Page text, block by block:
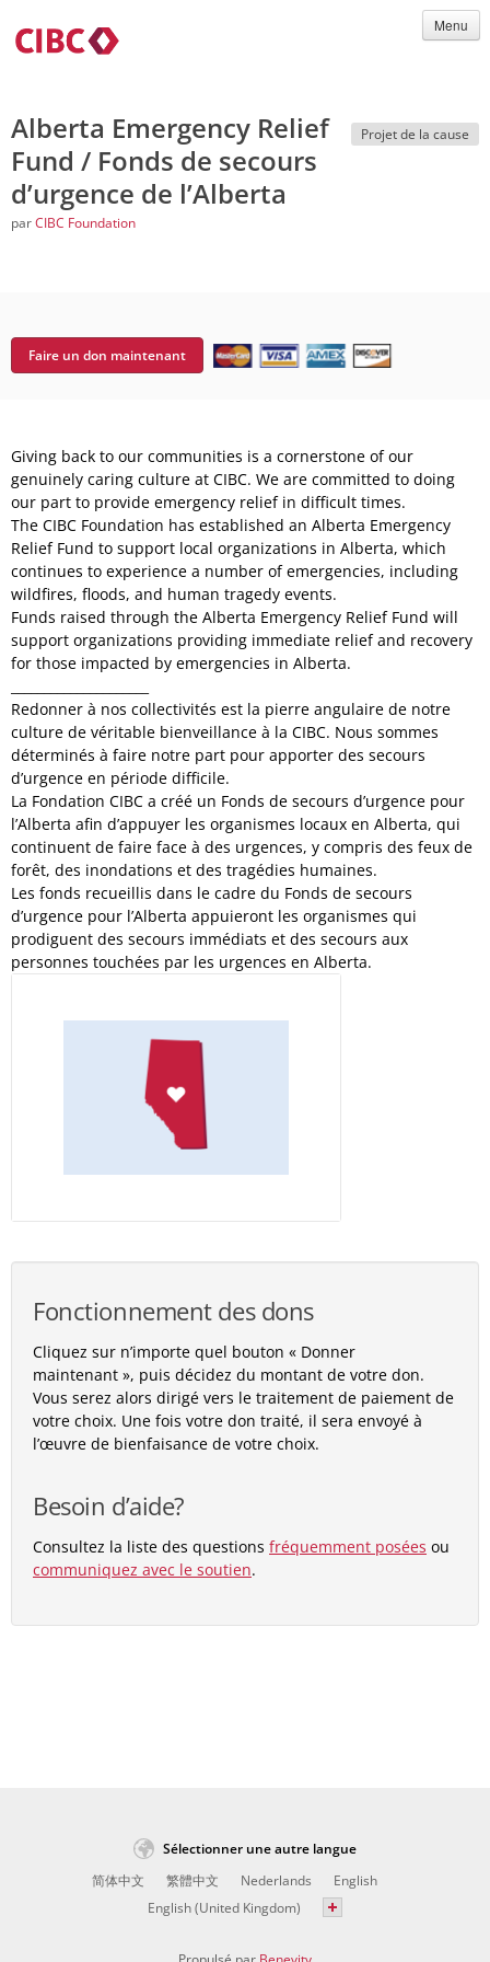
Menu
Projet de la cause
Alberta Emergency Relief
Fund / Fonds de secours
d’urgence de l’Alberta
parCIBC Foundation
Faire un don maintenant
Giving back to our communities is a cornerstone of our
genuinely caring culture at CIBC. We are committed to doing
our part to provide emergency relief in difficult times.
The CIBC Foundation has established an Alberta Emergency
Relief Fund to support local organizations in Alberta, which
continues to experience a number of emergencies, including
wildfires, floods, and human tragedy events.
Funds raised through the Alberta Emergency Relief Fund will
support organizations providing immediate relief and recovery
for those impacted by emergencies in Alberta.
Redonner à nos collectivités est la pierre angulaire de notre
culture de véritable bienveillance à la CIBC. Nous sommes
déterminés à faire notre part pour apporter des secours
d’urgence en période difficile.
La Fondation CIBC a créé un Fonds de secours d’urgence pour
l’Alberta afin d’appuyer les organismes locaux en Alberta, qui
continuent de faire face à des urgences, y compris des feux de
forêt, des inondations et des tragédies humaines.
Les fonds recueillis dans le cadre du Fonds de secours
d’urgence pour l’Alberta appuieront les organismes qui
prodiguent des secours immédiats et des secours aux
personnes touchées par les urgences en Alberta.
Fonctionnement des dons
Cliquez sur n’importe quel bouton « Donner
maintenant », puis décidez du montant de votre don.
Vous serez alors dirigé vers le traitement de paiement de
votre choix. Une fois votre don traité, il sera envoyé à
l’œuvre de bienfaisance de votre choix.
Besoin d’aide?
Consultez la liste des questions fréquemment posées ou
communiquez avec le soutien.
Sélectionner une autre langue
简体中文
繁體中文 Nederlands
English
English (United Kingdom)